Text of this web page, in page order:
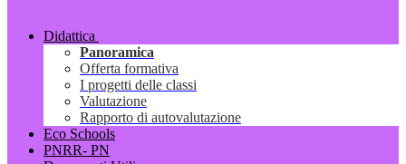
Didattica
Panoramica
Offerta formativa
I progetti delle classi
Valutazione
Rapporto di autovalutazione
Eco Schools
PNRR- PN